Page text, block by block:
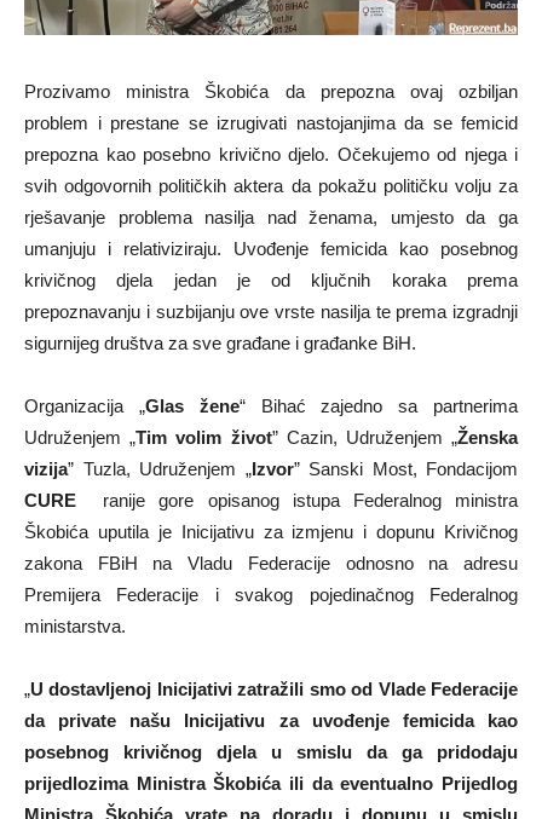
Prozivamo ministra Škobića da prepozna ovaj ozbiljan
problem i prestane se izrugivati nastojanjima da se femicid
prepozna kao posebno krivično djelo. Očekujemo od njega i
svih odgovornih političkih aktera da pokažu političku volju za
rješavanje problema nasilja nad ženama, umjesto da ga
umanjuju i relativiziraju. Uvođenje femicida kao posebnog
krivičnog djela jedan je od ključnih koraka prema
prepoznavanju i suzbijanju ove vrste nasilja te prema izgradnji
sigurnijeg društva za sve građane i građanke BiH.
Organizacija „Glas žene“ Bihać zajedno sa partnerima
Udruženjem „Tim volim život” Cazin, Udruženjem „Ženska
vizija” Tuzla, Udruženjem „Izvor” Sanski Most, Fondacijom
CURE ranije gore opisanog istupa Federalnog ministra
Škobića uputila je Inicijativu za izmjenu i dopunu Krivičnog
zakona FBiH na Vladu Federacije odnosno na adresu
Premijera Federacije i svakog pojedinačnog Federalnog
ministarstva.
„U dostavljenoj Inicijativi zatražili smo od Vlade Federacije
da private našu Inicijativu za uvođenje femicida kao
posebnog krivičnog djela u smislu da ga pridodaju
prijedlozima Ministra Škobića ili da eventualno Prijedlog